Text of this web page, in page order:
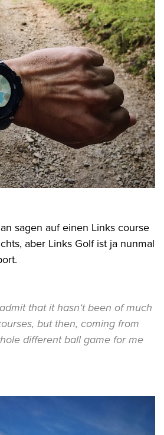
sagen auf einen Links course
aber Links Golf ist ja nunmal
that it hasn‘t been of much
but then, coming from
different ball game for me